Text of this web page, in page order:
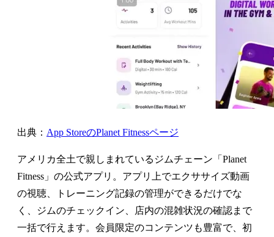
出典： App StoreのPlanet Fitnessページ
アメリカ全土で親しまれているジムチェーン「Planet
Fitness」の公式アプリ。アプリ上でエクササイズ動画
の視聴、トレーニング記録の管理ができるだけでな
く、ジムのチェックイン、店内の混雑状況の確認まで
一括で行えます。会員限定のコンテンツも豊富で、初